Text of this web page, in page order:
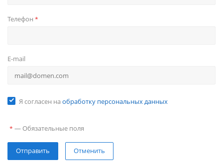
Телефон *
E-mail
Я согласен на обработку персональных данных
* — Обязательные поля
Отправить Отменить